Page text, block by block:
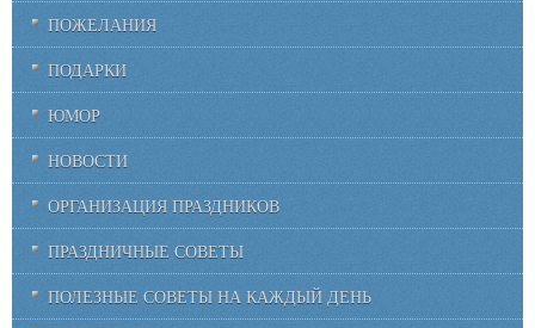
ПОЖЕЛАНИЯ
ПОДАРКИ
ЮМОР
НОВОСТИ
ОРГАНИЗАЦИЯ ПРАЗДНИКОВ
ПРАЗДНИЧНЫЕ СОВЕТЫ
ПОЛЕЗНЫЕ СОВЕТЫ НА КАЖДЫЙ ДЕНЬ